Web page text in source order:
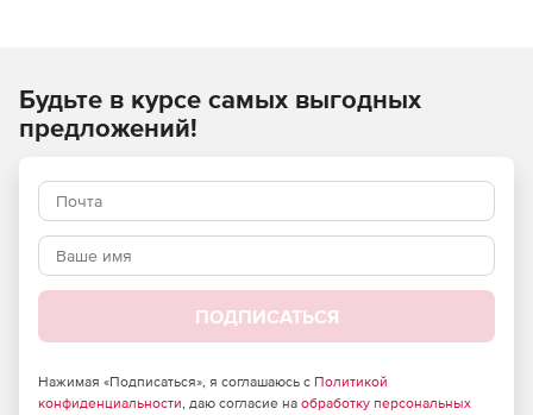
плагин Microsoft Outlook или использовать интуитивный
портал web 2.0 при удаленном доступе. К тому же весь
контент в частном облаке SparkWeave доступен с
Android.
Сфера применения SparkWeave:
Бухгалтерский учет, банковские, юридические и
Архитектура и инженерия.
Будьте в курсе самых выгодных
предложений!
ПОДПИСАТЬСЯ
Нажимая «Подписаться», я соглашаюсь с Политикой
конфиденциальности, даю согласие на обработку персональных